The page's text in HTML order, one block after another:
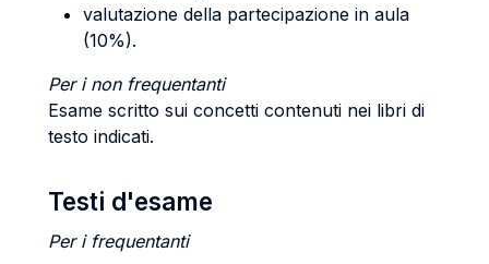
valutazione della partecipazione in aula
(10%).
Per i non frequentanti
Esame scritto sui concetti contenuti nei libri di
testo indicati.
Testi d'esame
Per i frequentanti